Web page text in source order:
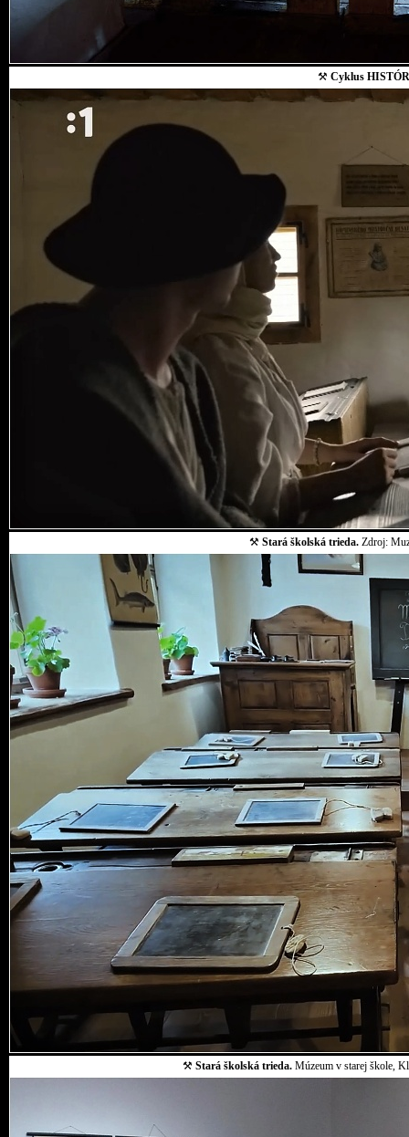
⚒ Cyklus
⚒ Stará školská trieda. Zdroj:
⚒ Stará školská trieda. Múzeum v starej škole,